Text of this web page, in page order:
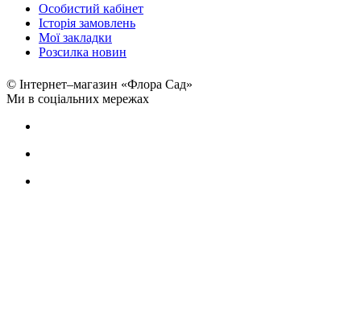
Особистий кабінет
Історія замовлень
Мої закладки
Розсилка новин
© Інтернет–магазин «Флора Сад»
Ми в соціальних мережах